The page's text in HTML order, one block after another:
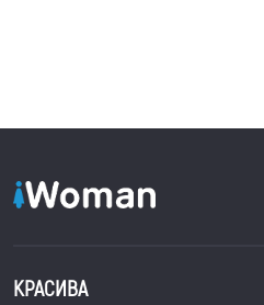
КРАСИВА